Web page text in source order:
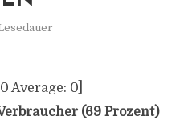
0 Average: 0]
(69 Prozent)